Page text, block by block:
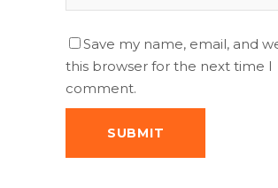
Save my name, email, and
this browser for the next time I
comment.